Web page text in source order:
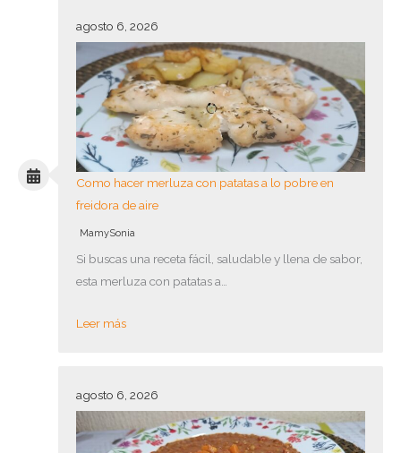
agosto 6, 2026
Como hacer merluza con patatas a lo pobre en
freidora de aire
MamySonia
Si buscas una receta fácil, saludable y llena de sabor,
esta merluza con patatas a…
Leer más
agosto 6, 2026